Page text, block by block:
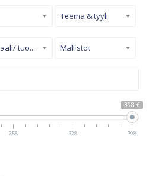
398 €
258 328 398
Teema & tyyli
Materiaali/ tuotetyyppi Mallistot